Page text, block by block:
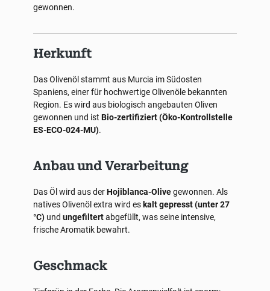
gewonnen.
Herkunft
Das Olivenöl stammt aus Murcia im Südosten
Spaniens, einer für hochwertige Olivenöle bekannten
Region. Es wird aus biologisch angebauten Oliven
gewonnen und ist Bio-zertifiziert (Öko-Kontrollstelle
ES-ECO-024-MU).
Anbau und Verarbeitung
Das Öl wird aus derHojiblanca-Olivegewonnen. Als
natives Olivenöl extra wird es kalt gepresst (unter 27
°C) und ungefiltertabgefüllt, was seine intensive,
frische Aromatik bewahrt.
Geschmack